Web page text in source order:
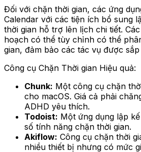
Đối với chặn thời gian, các ứng
Calendar với các tiện ích bổ sung
thời gian hỗ trợ lên lịch chi tiết.
hoạch có thể tùy chỉnh có thể
gian, đảm bảo các tác vụ được
Công cụ Chặn Thời gian Hiệu quả:
Chunk: Một công cụ chặn
cho macOS. Giá cả phải
ADHD yêu thích.
Todoist: Một ứng dụng lập
số tính năng chặn thời gian.
Akiflow: Công cụ chặn thời
nhiều thiết bị nhưng có mức